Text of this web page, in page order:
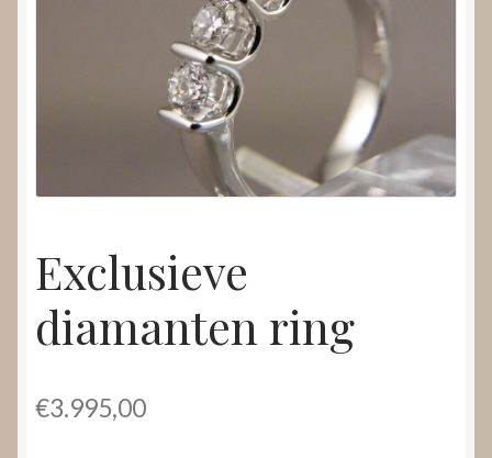
Submenu
uitvouwen
Exclusieve
diamanten ring
€3.995,00